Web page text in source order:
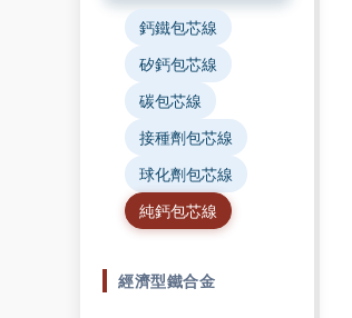
鈣鐵包芯線
矽鈣包芯線
碳包芯線
接種劑包芯線
球化劑包芯線
純鈣包芯線
經濟型鐵合金